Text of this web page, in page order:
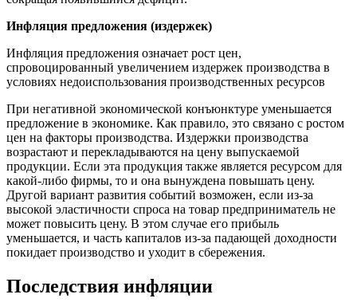
Инфляция предложения (издержек)
Инфляция предложения означает рост цен,
спровоцированный увеличением издержек производства в
условиях недоиспользования производственных ресурсов
При негативной экономической конъюнктуре уменьшается
предложение в экономике. Как правило, это связано с ростом
цен на факторы производства. Издержки производства
возрастают и перекладываются на цену выпускаемой
продукции. Если эта продукция также является ресурсом для
какой-либо фирмы, то и она вынуждена повышать цену.
Другой вариант развития событий возможен, если из-за
высокой эластичности спроса на товар предприниматель не
может повысить цену. В этом случае его прибыль
уменьшается, и часть капиталов из-за падающей доходности
покидает производство и уходит в сбережения.
Последствия инфляции